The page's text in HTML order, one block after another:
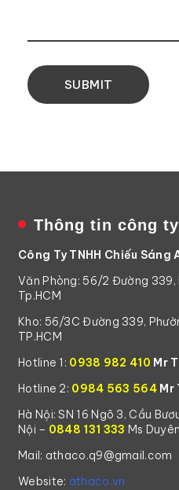
Thông tin công ty
Công Ty TNHH Chiếu Sáng
Văn Phòng: 56/2 Đường 339,
Tp.HCM
Kho: 56/3C Đường 339,
TP.HCM
Hotline 1: 0938 982 410 Mr
Hotline 2: 0984 563 564Mr
Hà Nội: SN 16 Ngõ 3, Cầu
Nội – 0848 131 333 Ms Duyên
Mail: athaco.q9@gmail.com
Website: athaco.vn